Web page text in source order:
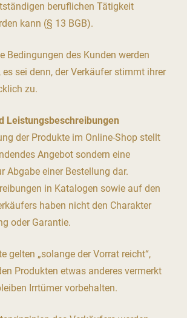
beruflichen Tätigkeit
kann (§ 13 BGB).
Bedingungen des Kunden werden
sei denn, der Verkäufer stimmt ihrer
zu.
Leistungsbeschreibungen
der Produkte im Online-Shop stellt
Angebot sondern eine
Abgabe einer Bestellung dar.
in Katalogen sowie auf den
haben nicht den Charakter
oder Garantie.
gelten „solange der Vorrat reicht“,
Produkten etwas anderes vermerkt
Irrtümer vorbehalten.